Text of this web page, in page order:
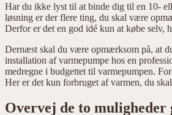
Har du ikke lyst til at binde dig til en 10-
løsning er der flere ting, du skal være
Derfor er det en god idé kun at købe selv,
Dernæst skal du være opmærksom på, at
installation af varmepumpe hos en
medregne i budgettet til varmepumpen.
Her er det kun forbruget af varmen, du
Overvej de to